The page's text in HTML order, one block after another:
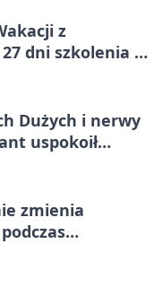
z
dni szkolenia i
Dużych i nerwy
uspokoił
zmienia